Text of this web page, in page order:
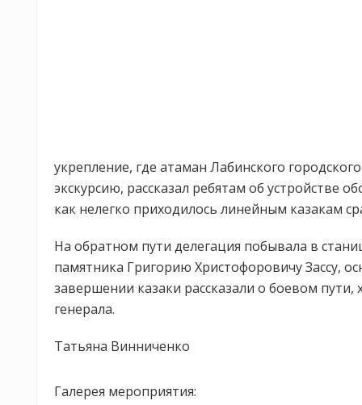
укрепление, где атаман Лабинского
экскурсию, рассказал ребятам об устройстве
как нелегко приходилось линейным казакам
На обратном пути делегация побывала в
памятника Григорию Христофоровичу Зассу,
завершении казаки рассказали о боевом пути,
генерала.
Татьяна Винниченко
Галерея мероприятия: